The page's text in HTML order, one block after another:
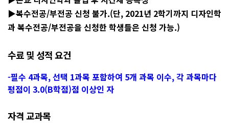
▶복수전공/부전공 신청 불가.(단, 2021년 2학기까지 디자인학
과 복수전공/부전공을 신청한 학생들은 신청 가능.)
수료 및 성적 요건
-필수 4과목, 선택 1과목 포함하여 5개 과목 이수, 각 과목마다
평점이 3.0(B학점)점 이상인 자
자격 교과목